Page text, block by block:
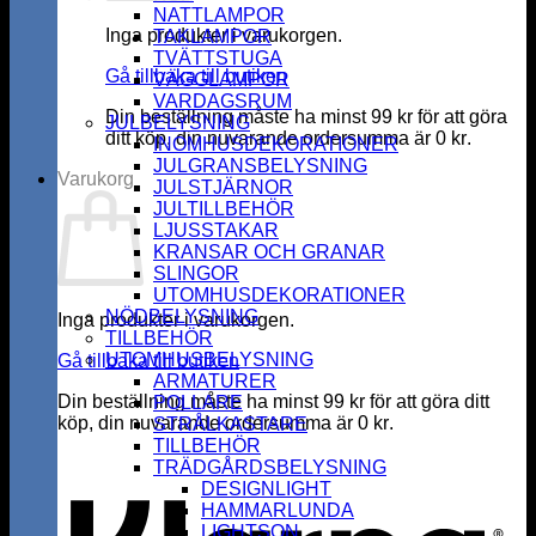
Inga produkter i varukorgen.
Gå tillbaka till butiken
Din beställning måste ha minst99 kr för att göra
ditt köp, din nuvarande ordersumma är 0 kr.
Varukorg
Inga produkter i varukorgen.
Gå tillbaka till butiken
Din beställning måste ha minst99 kr för att göra ditt
köp, din nuvarande ordersumma är 0 kr.
NATTLAMPOR
TAKLAMPOR
TVÄTTSTUGA
VÄGGLAMPOR
VARDAGSRUM
JULBELYSNING
INOMHUSDEKORATIONER
JULGRANSBELYSNING
JULSTJÄRNOR
JULTILLBEHÖR
LJUSSTAKAR
KRANSAR OCH GRANAR
SLINGOR
UTOMHUSDEKORATIONER
NÖDBELYSNING
TILLBEHÖR
UTOMHUSBELYSNING
ARMATURER
POLLARE
STRÅLKASTARE
TILLBEHÖR
TRÄDGÅRDSBELYSNING
DESIGNLIGHT
HAMMARLUNDA
LIGHTSON